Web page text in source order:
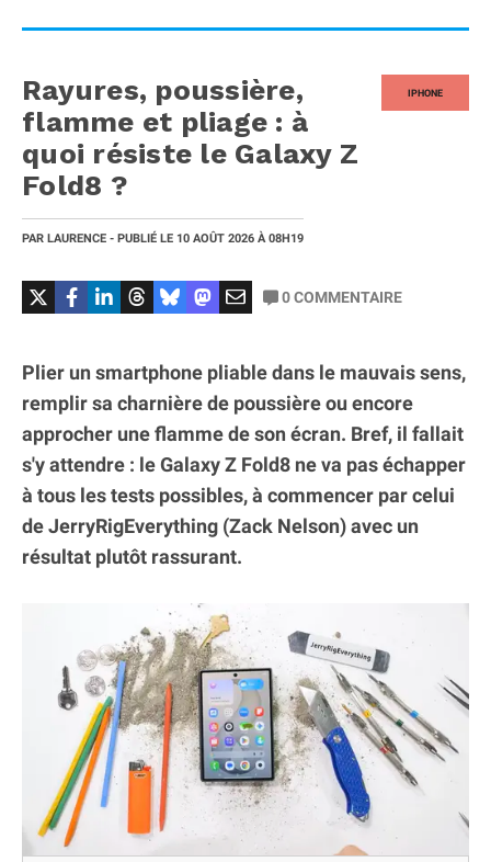
IPHONE
Rayures, poussière,
flamme et pliage : à
quoi résiste le Galaxy Z
Fold8 ?
PAR LAURENCE - PUBLIÉ LE 10 AOÛT 2026 À 08H19
0COMMENTAIRE
Plier un smartphone pliable dans le mauvais sens,
remplir sa charnière de poussière ou encore
approcher une flamme de son écran. Bref, il fallait
s'y attendre : le Galaxy Z Fold8 ne va pas échapper
à tous les tests possibles, à commencer par celui
de JerryRigEverything (Zack Nelson) avec un
résultat plutôt rassurant.